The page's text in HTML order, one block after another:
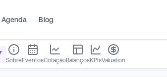
Agenda Blog
SobreEventosCotaçãoBalançosKPIsValuation